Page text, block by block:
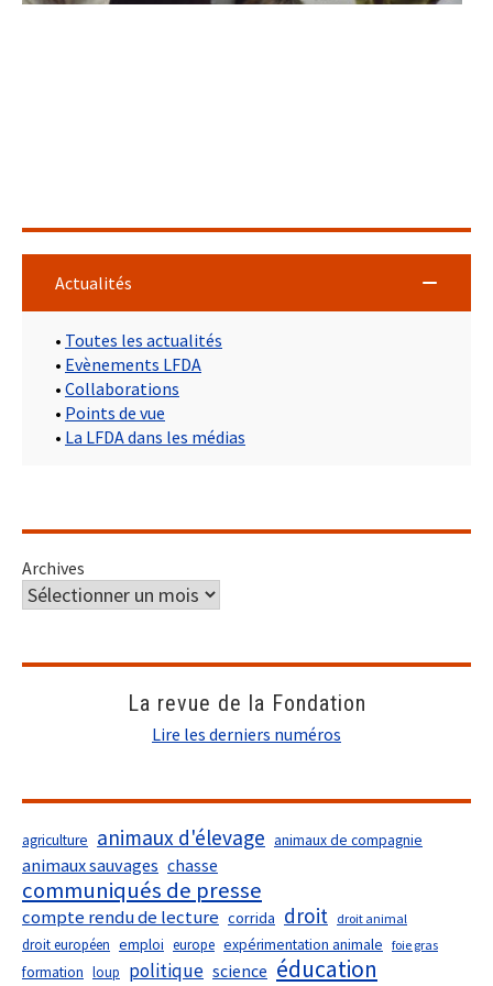
Actualités
• Toutes les actualités
• Evènements LFDA
• Collaborations
• Points de vue
• La LFDA dans les médias
Archives
La revue de la Fondation
Lire les derniers numéros
agriculture animaux d'élevage animaux de compagnie
animaux sauvages chasse
communiqués de presse
compte rendu de lecture corrida droit droit animal
droit européen emploi europe expérimentation animale foie gras
formation loup politique science éducation